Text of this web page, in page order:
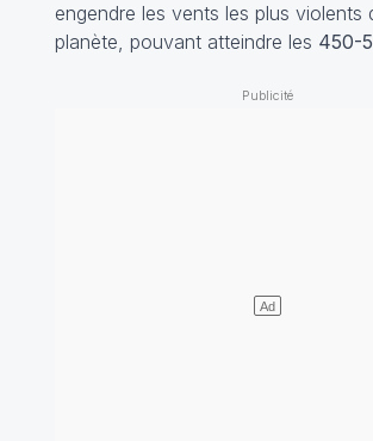
engendre les vents les plus violents
planète, pouvant atteindre les 450-